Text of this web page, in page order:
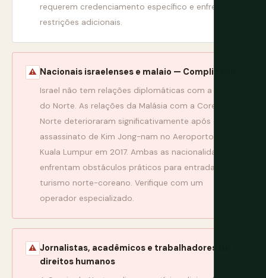
requerem credenciamento específico e enfrentam
restrições adicionais.
⚠ Nacionais israelenses e malaio — Complicado
Israel não tem relações diplomáticas com a Coreia
do Norte. As relações da Malásia com a Coreia do
Norte deterioraram significativamente após o
assassinato de Kim Jong-nam no Aeroporto de
Kuala Lumpur em 2017. Ambas as nacionalidades
enfrentam obstáculos práticos para entrada no
turismo norte-coreano. Verifique com um
operador especializado.
⚠ Jornalistas, acadêmicos e trabalhadores de
direitos humanos